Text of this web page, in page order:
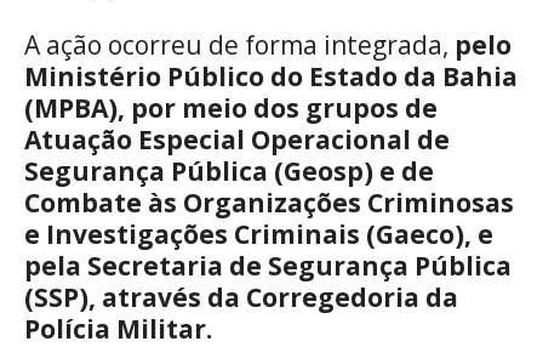
A ação ocorreu de forma integrada, pelo
Ministério Público do Estado da Bahia
(MPBA), por meio dos grupos de
Atuação Especial Operacional de
Segurança Pública (Geosp) e de
Combate às Organizações Criminosas
e Investigações Criminais (Gaeco), e
pela Secretaria de Segurança Pública
(SSP), através da Corregedoria da
Polícia Militar.